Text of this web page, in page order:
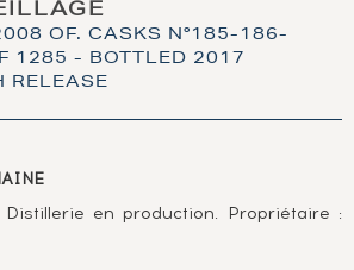
OF. CASKS N°185-186-
1285 - BOTTLED 2017
RELEASE
en production. Propriétaire :